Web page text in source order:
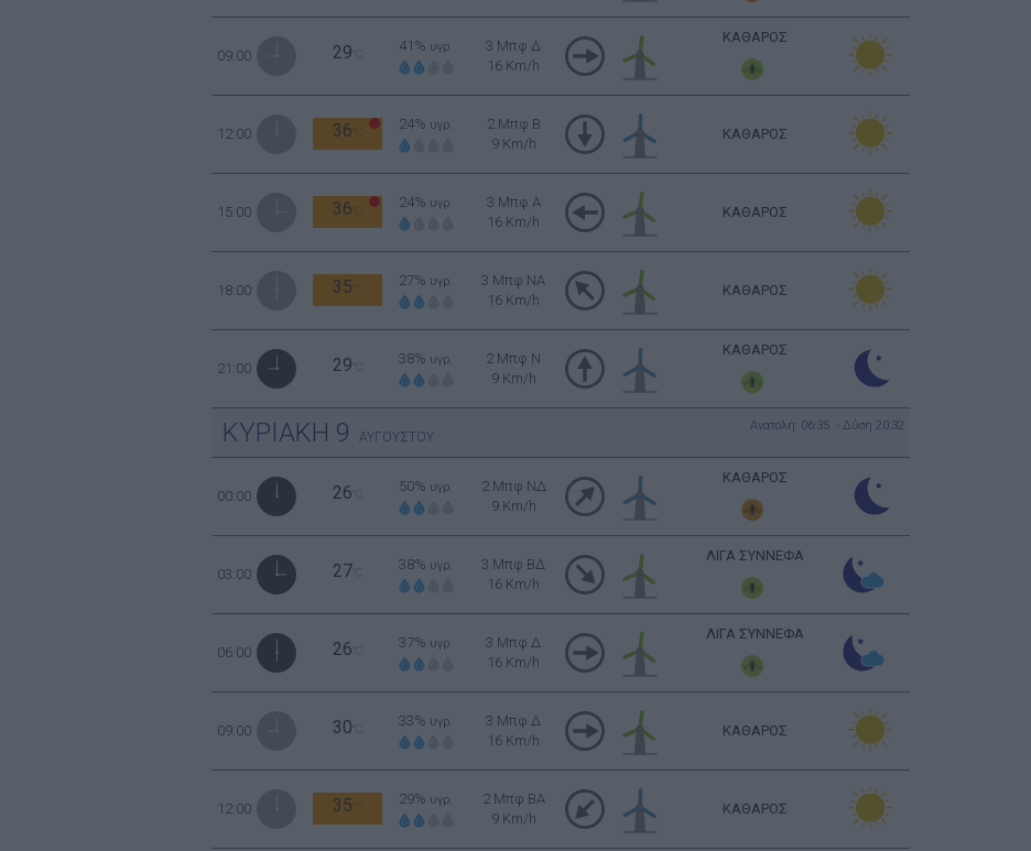
09:00 29 41% υγρ.
3 Μπφ Δ
16 Km/h
ΚΑΘΑΡΟΣ
12:00 36 24% υγρ.
2 Μπφ B
9 Km/h
ΚΑΘΑΡΟΣ
15:00 36 24% υγρ.
3 Μπφ Α
16 Km/h
ΚΑΘΑΡΟΣ
18:00 35 27% υγρ.
3 Μπφ NA
16 Km/h
ΚΑΘΑΡΟΣ
21:00 29 38% υγρ.
2 Μπφ N
9 Km/h
ΚΑΘΑΡΟΣ
ΚΥΡΙΑΚΗ 9 ΑΥΓΟΥΣΤΟΥ
Ανατολή: 06:35 - Δύση 20:32
00:00 26 50% υγρ.
2 Μπφ ΝΔ
9 Km/h
ΚΑΘΑΡΟΣ
03:00 27 38% υγρ.
3 Μπφ ΒΔ
16 Km/h
ΛΙΓΑ ΣΥΝΝΕΦΑ
06:00 26 37% υγρ.
3 Μπφ Δ
16 Km/h
ΛΙΓΑ ΣΥΝΝΕΦΑ
09:00 30 33% υγρ.
3 Μπφ Δ
16 Km/h
ΚΑΘΑΡΟΣ
12:00 35 29% υγρ.
2 Μπφ BA
9 Km/h
ΚΑΘΑΡΟΣ